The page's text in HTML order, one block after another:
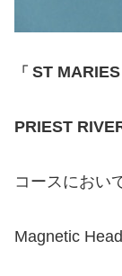
「 ST MARIES
PRIEST
コースにおい
Magnetic